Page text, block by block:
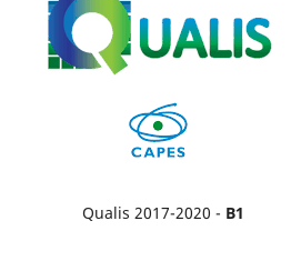
Qualis 2017-2020 - B1